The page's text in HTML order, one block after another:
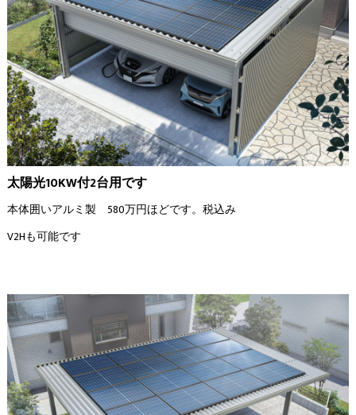
太陽光10KW付2台用です
本体囲いアルミ製 580万円ほどです。税込み
V2Hも可能です